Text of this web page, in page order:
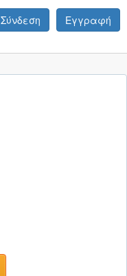
Σύνδεση Εγγραφή